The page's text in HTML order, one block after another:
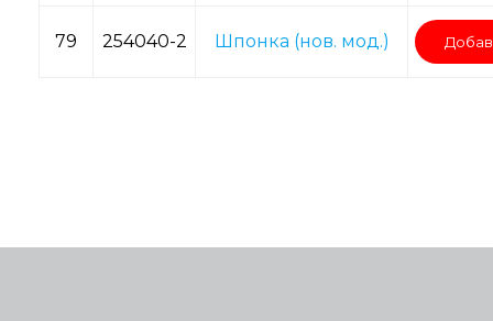
79 254040-2 Шпонка (нов. мод.)